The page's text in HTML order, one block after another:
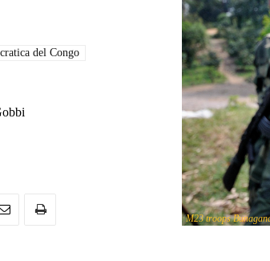
del Congo
"M23 troops